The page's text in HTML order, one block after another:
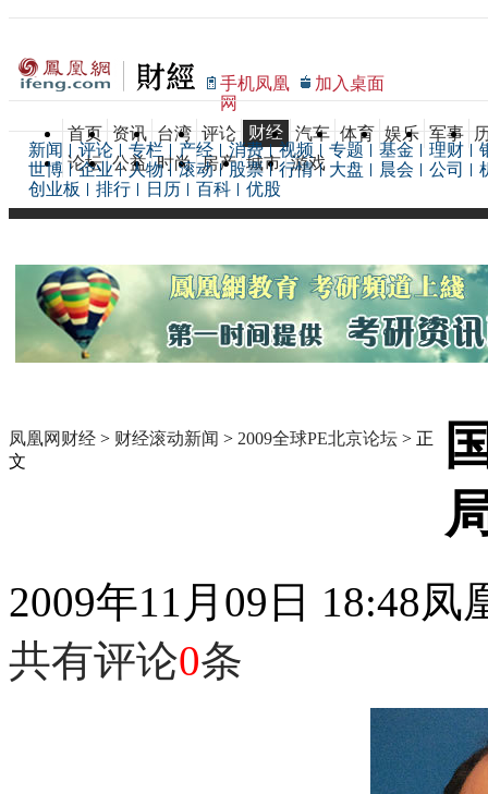
手机凤凰
网
加入桌面
首页 资讯 台湾 评论 财经 汽车 体育 娱乐 军事
论坛 公益 时尚 房产 城市 游戏
新闻 评论 专栏 产经 消费 视频 专题 基金 理财
世博
企业 人物 滚动 股票 行情 大盘 晨会 公司
创业板
排行 日历 百科 优股
凤凰网财经 > 财经滚动新闻 > 2009全球PE北京论坛 > 正
文
2009年11月09日 18:48凤
共有评论0条